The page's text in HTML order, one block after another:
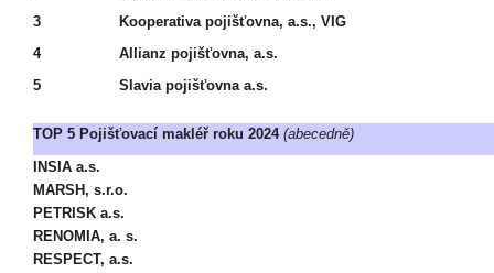
3
Kooperativa pojišťovna, a.s., VIG
4
Allianz pojišťovna, a.s.
5
Slavia pojišťovna a.s.
TOP 5 Pojišťovací makléř roku 2024 (abecedně)
INSIA a.s.
MARSH, s.r.o.
PETRISK a.s.
RENOMIA, a. s.
RESPECT, a.s.